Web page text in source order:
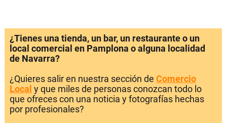
¿Tienes una tienda, un bar, un restaurante o un
local comercial en Pamplona o alguna localidad
de Navarra?
¿Quieres salir en nuestra sección de Comercio
Local y que miles de personas conozcan todo lo
que ofreces con una noticia y fotografías hechas
por profesionales?